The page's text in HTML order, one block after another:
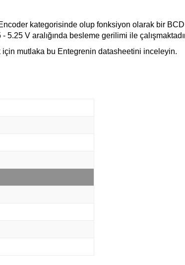
kategorisinde olup fonksiyon olarak bir
V aralığında besleme gerilimi ile
mutlaka bu Entegrenin datasheetini inceleyin.